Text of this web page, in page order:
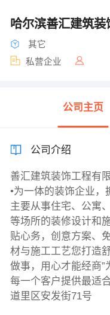
哈尔滨善汇建筑装
其它
私营企业
公司主页
公司介绍
善汇建筑装饰工程有
•为一体的装饰企业，
主要从事住宅、公寓
等场所的装修设计和
贴心务，创意方案、
材与施工工艺您打造
做事，用心才能经商
每一个客户提供最适
道里区安发街71号